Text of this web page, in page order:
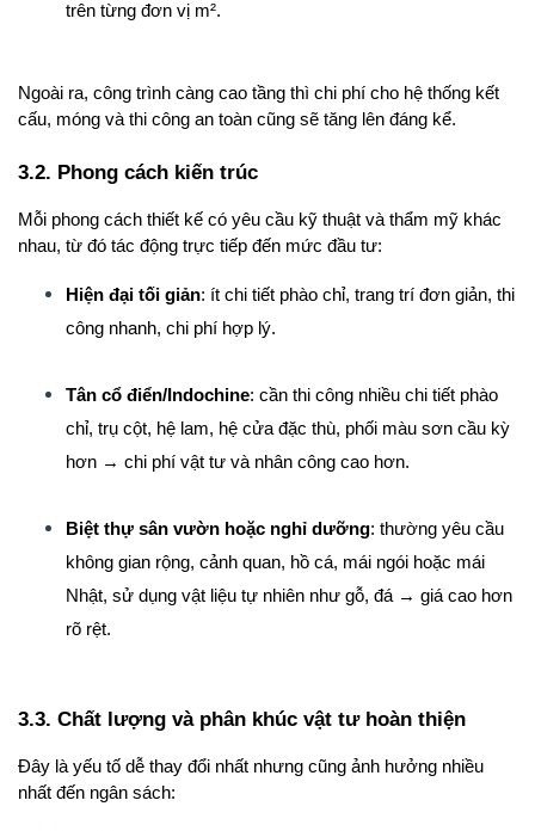
trên từng đơn vị m².
Ngoài ra, công trình càng cao tầng thì chi phí cho hệ thống kết
cấu, móng và thi công an toàn cũng sẽ tăng lên đáng kể.
3.2. Phong cách kiến trúc
Mỗi phong cách thiết kế có yêu cầu kỹ thuật và thẩm mỹ khác
nhau, từ đó tác động trực tiếp đến mức đầu tư:
Hiện đại tối giản: ít chi tiết phào chỉ, trang trí đơn giản, thi
công nhanh, chi phí hợp lý.
Tân cổ điển/Indochine: cần thi công nhiều chi tiết phào
chỉ, trụ cột, hệ lam, hệ cửa đặc thù, phối màu sơn cầu kỳ
hơn → chi phí vật tư và nhân công cao hơn.
Biệt thự sân vườn hoặc nghỉ dưỡng: thường yêu cầu
không gian rộng, cảnh quan, hồ cá, mái ngói hoặc mái
Nhật, sử dụng vật liệu tự nhiên như gỗ, đá → giá cao hơn
rõ rệt.
3.3. Chất lượng và phân khúc vật tư hoàn thiện
Đây là yếu tố dễ thay đổi nhất nhưng cũng ảnh hưởng nhiều
nhất đến ngân sách: